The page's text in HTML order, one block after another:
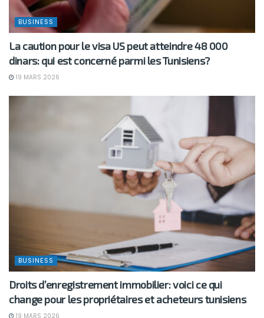
BUSINESS
La caution pour le visa US peut atteindre 48 000
dinars: qui est concerné parmi les Tunisiens?
19 MARS 2026
BUSINESS
Droits d’enregistrement immobilier: voici ce qui
change pour les propriétaires et acheteurs tunisiens
19 MARS 2026